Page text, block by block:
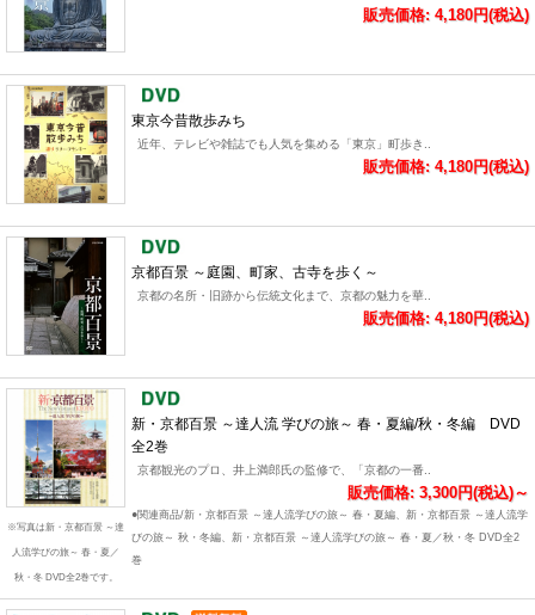
販売価格: 4,180円(税込)
東京今昔散歩みち
近年、テレビや雑誌でも人気を集める「東京」町歩き..
販売価格: 4,180円(税込)
京都百景 ～庭園、町家、古寺を歩く～
京都の名所・旧跡から伝統文化まで、京都の魅力を華..
販売価格: 4,180円(税込)
※写真は新・京都百景 ～達
人流学びの旅～ 春・夏／
秋・冬 DVD全2巻です。
新・京都百景 ～達人流 学びの旅～ 春・夏編/秋・冬編 DVD
全2巻
京都観光のプロ、井上満郎氏の監修で、「京都の一番..
販売価格: 3,300円(税込)～
●関連商品/新・京都百景 ～達人流学びの旅～ 春・夏編、新・京都百景 ～達人流学
びの旅～ 秋・冬編、新・京都百景 ～達人流学びの旅～ 春・夏／秋・冬 DVD全2
巻